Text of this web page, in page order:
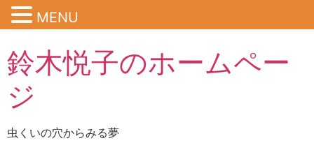
鈴木悦子のホームペー
ジ
虫くいの穴からみる夢
MENU